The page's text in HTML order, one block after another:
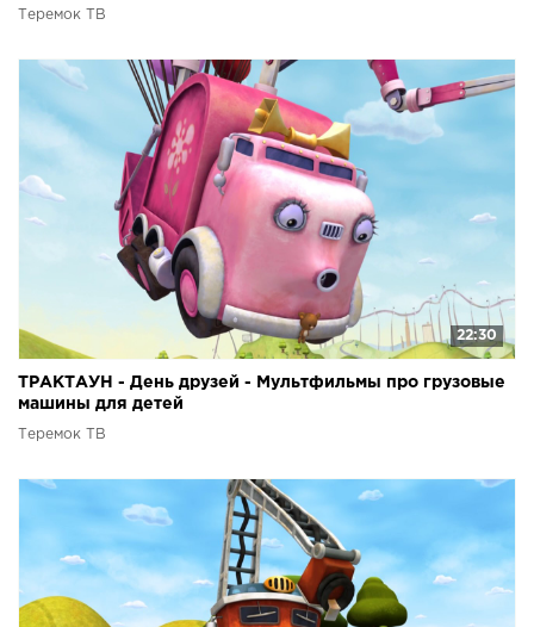
Теремок ТВ
22:30
ТРАКТАУН - День друзей - Мультфильмы про грузовые
машины для детей
Теремок ТВ